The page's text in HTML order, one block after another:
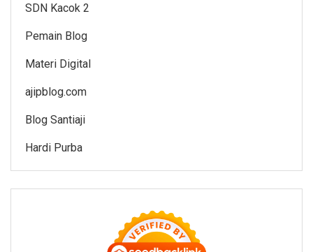
SDN Kacok 2
Pemain Blog
Materi Digital
ajipblog.com
Blog Santiaji
Hardi Purba